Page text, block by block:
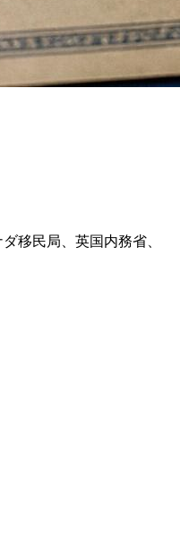
移民局、英国内務省、